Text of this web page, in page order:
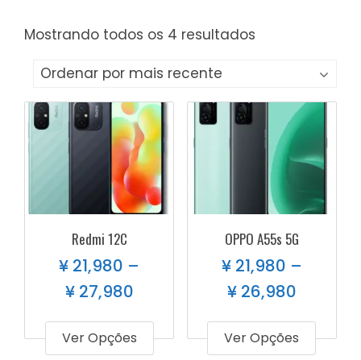
Mostrando todos os 4 resultados
Redmi 12C
¥ 21,980 –
¥27,980
Ver Opções
OPPO A55s 5G
¥21,980 –
¥26,980
Ver Opções